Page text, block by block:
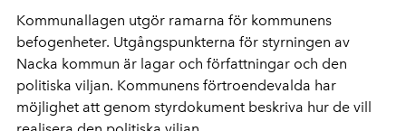
Kommunallagen utgör ramarna för kommunens
befogenheter. Utgångspunkterna för styrningen av
Nacka kommun är lagar och författningar och den
politiska viljan. Kommunens förtroendevalda har
möjlighet att genom styrdokument beskriva hur de vill